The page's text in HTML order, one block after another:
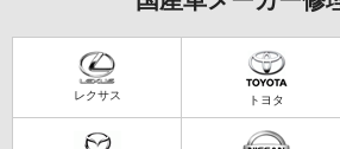
レクサス トヨタ